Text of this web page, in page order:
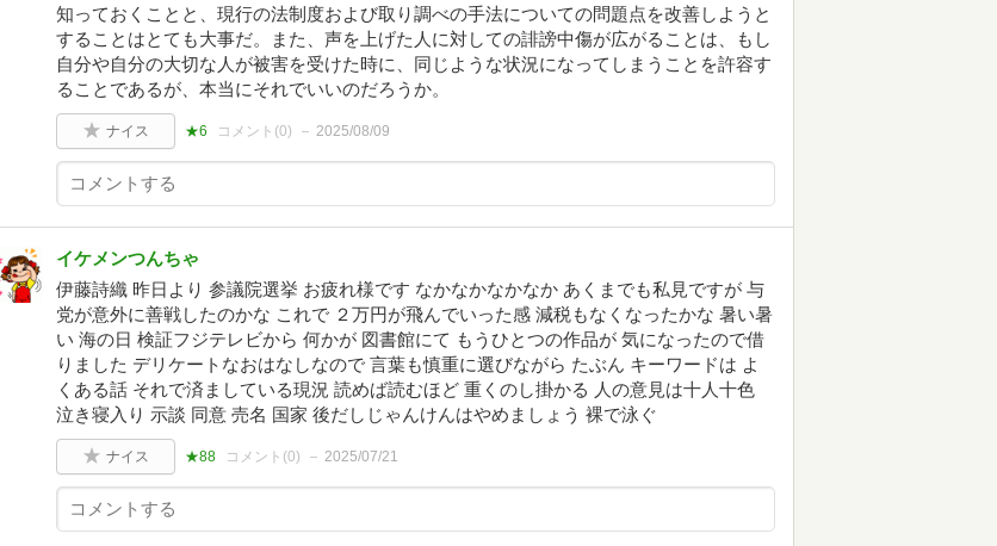
知っておくことと、現行の法制度および取り調べの手法についての問題点を改善しようと
することはとても大事だ。また、声を上げた人に対しての誹謗中傷が広がることは、もし
自分や自分の大切な人が被害を受けた時に、同じような状況になってしまうことを許容す
ることであるが、本当にそれでいいのだろうか。
ナイス ★6 コメント(0) 2025/08/09
イケメンつんちゃ
伊藤詩織 昨日より 参議院選挙 お疲れ様です なかなかなかなか あくまでも私見ですが 与
党が意外に善戦したのかな これで ２万円が飛んでいった感 減税もなくなったかな 暑い暑
い 海の日 検証フジテレビから 何かが 図書館にて もうひとつの作品が 気になったので借
りました デリケートなおはなしなので 言葉も慎重に選びながら たぶん キーワードは よ
くある話 それで済ましている現況 読めば読むほど 重くのし掛かる 人の意見は十人十色
泣き寝入り 示談 同意 売名 国家 後だしじゃんけんはやめましょう 裸で泳ぐ
ナイス ★88 コメント(0) 2025/07/21